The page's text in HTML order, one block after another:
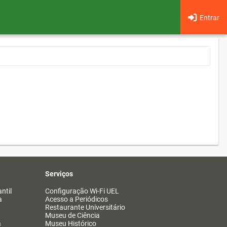
Entrar
Serviços
Configuração Wi-Fi UEL
Acesso a Periódicos
Restaurante Universitário
Museu de Ciência
Museu Histórico